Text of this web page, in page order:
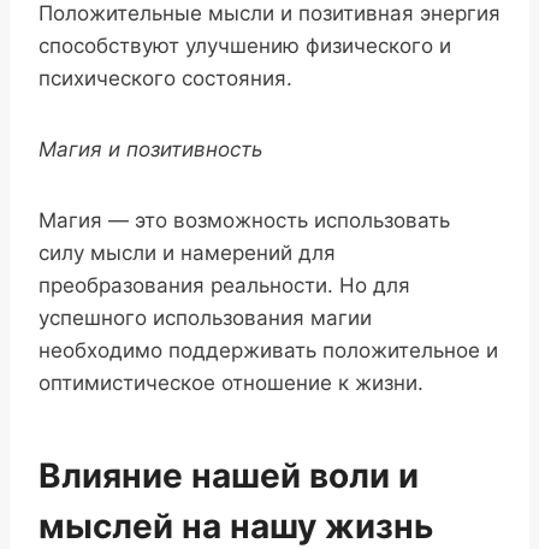
Положительные мысли и позитивная энергия
способствуют улучшению физического и
психического состояния.
Магия и позитивность
Магия — это возможность использовать
силу мысли и намерений для
преобразования реальности. Но для
успешного использования магии
необходимо поддерживать положительное и
оптимистическое отношение к жизни.
Влияние нашей воли и
мыслей на нашу жизнь